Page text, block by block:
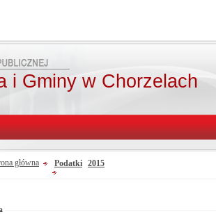
i Gminy w Chorzelach
główna Podatki 2015